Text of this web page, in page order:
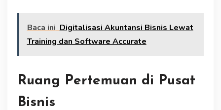
Baca ini Digitalisasi Akuntansi Bisnis Lewat
Training dan Software Accurate
Ruang Pertemuan di Pusat
Bisnis